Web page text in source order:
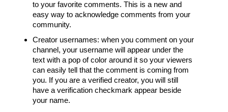
to your favorite comments. This is a new and
easy way to acknowledge comments from your
community.
Creator usernames: when you comment on your
channel, your username will appear under the
text with a pop of color around it so your viewers
can easily tell that the comment is coming from
you. If you are a verified creator, you will still
have a verification checkmark appear beside
your name.